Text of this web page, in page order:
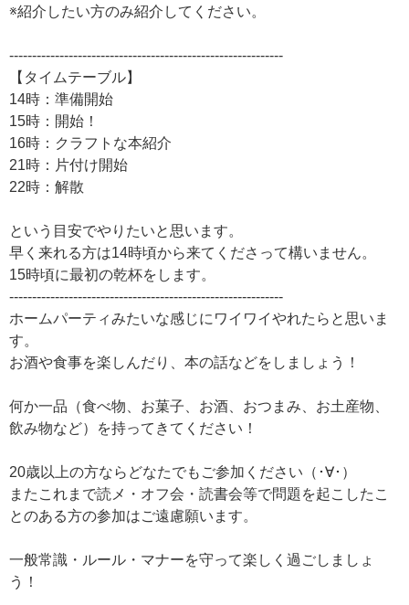
※紹介したい方のみ紹介してください。
------------------------------------------------------------
【タイムテーブル】
14時：準備開始
15時：開始！
16時：クラフトな本紹介
21時：片付け開始
22時：解散
という目安でやりたいと思います。
早く来れる方は14時頃から来てくださって構いません。
15時頃に最初の乾杯をします。
------------------------------------------------------------
ホームパーティみたいな感じにワイワイやれたらと思いま
す。
お酒や食事を楽しんだり、本の話などをしましょう！
何か一品（食べ物、お菓子、お酒、おつまみ、お土産物、
飲み物など）を持ってきてください！
20歳以上の方ならどなたでもご参加ください（･∀･）
またこれまで読メ・オフ会・読書会等で問題を起こしたこ
とのある方の参加はご遠慮願います。
一般常識・ルール・マナーを守って楽しく過ごしましょ
う！